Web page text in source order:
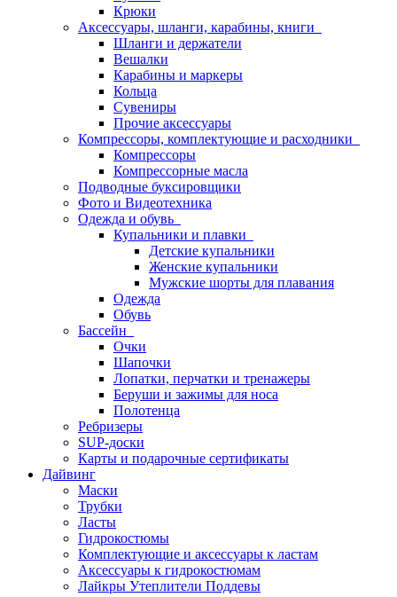
Крюки
Аксессуары, шланги, карабины, книги
Шланги и держатели
Вешалки
Карабины и маркеры
Кольца
Сувениры
Прочие аксессуары
Компрессоры, комплектующие и расходники
Компрессоры
Компрессорные масла
Подводные буксировщики
Фото и Видеотехника
Одежда и обувь
Купальники и плавки
Детские купальники
Женские купальники
Мужские шорты для плавания
Одежда
Обувь
Бассейн
Очки
Шапочки
Лопатки, перчатки и тренажеры
Беруши и зажимы для носа
Полотенца
Ребризеры
SUP-доски
Карты и подарочные сертификаты
Дайвинг
Маски
Трубки
Ласты
Гидрокостюмы
Комплектующие и аксессуары к ластам
Аксессуары к гидрокостюмам
Лайкры Утеплители Поддевы